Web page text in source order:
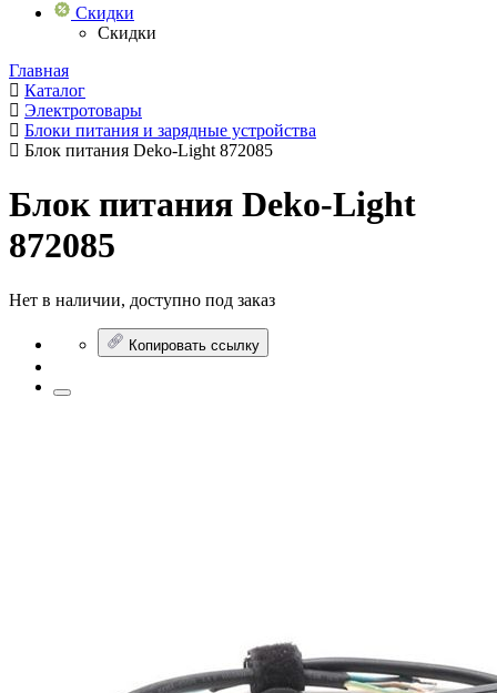
Скидки
Скидки
Главная
Каталог
Электротовары
Блоки питания и зарядные устройства
Блок питания Deko-Light 872085
Блок питания Deko-Light
872085
Нет в наличии, доступно под заказ
Копировать ссылку